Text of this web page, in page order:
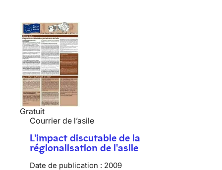
Gratuit
Courrier de l’asile
L'impact discutable de la
régionalisation de l'asile
Date de publication : 2009